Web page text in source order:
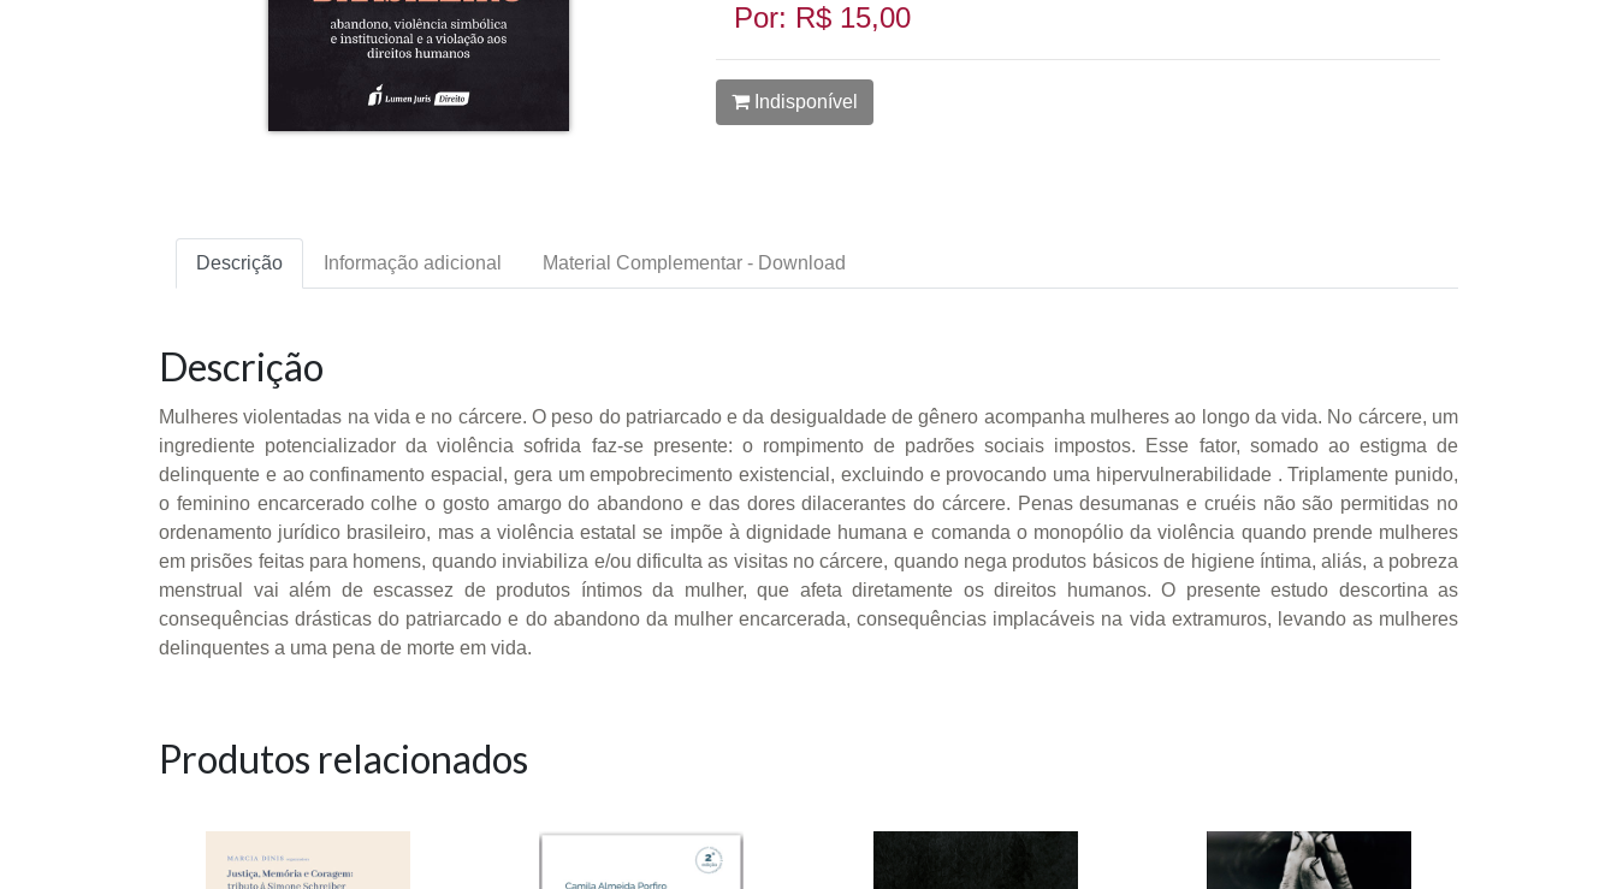
Por: R$ 15,00
Indisponível
Descrição Informação adicional Material Complementar - Download
Descrição
Mulheres violentadas na vida e no cárcere. O peso do patriarcado e da desigualdade de gênero acompanha mulheres ao longo da vida. No cárcere, um
ingrediente potencializador da violência sofrida faz-se presente: o rompimento de padrões sociais impostos. Esse fator, somado ao estigma de
delinquente e ao confinamento espacial, gera um empobrecimento existencial, excluindo e provocando uma hipervulnerabilidade . Triplamente punido,
o feminino encarcerado colhe o gosto amargo do abandono e das dores dilacerantes do cárcere. Penas desumanas e cruéis não são permitidas no
ordenamento jurídico brasileiro, mas a violência estatal se impõe à dignidade humana e comanda o monopólio da violência quando prende mulheres
em prisões feitas para homens, quando inviabiliza e/ou dificulta as visitas no cárcere, quando nega produtos básicos de higiene íntima, aliás, a pobreza
menstrual vai além de escassez de produtos íntimos da mulher, que afeta diretamente os direitos humanos. O presente estudo descortina as
consequências drásticas do patriarcado e do abandono da mulher encarcerada, consequências implacáveis na vida extramuros, levando as mulheres
delinquentes a uma pena de morte em vida.
Produtos relacionados